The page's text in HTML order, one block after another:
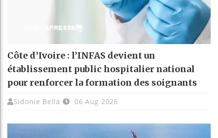
Côte d’Ivoire : l’INFAS devient un
établissement public hospitalier national
pour renforcer la formation des soignants
Sidonie Bella 06 Aug 2026